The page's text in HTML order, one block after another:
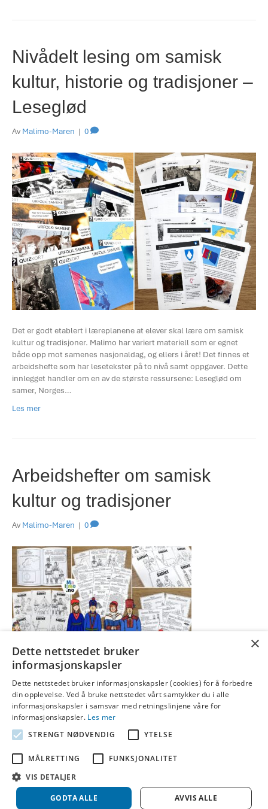
Nivådelt lesing om samisk
kultur, historie og tradisjoner –
Leseglød
Av Malimo-Maren | 0
Det er godt etablert i læreplanene at elever skal lære om samisk
kultur og tradisjoner. Malimo har variert materiell som er egnet
både opp mot samenes nasjonaldag, og ellers i året! Det finnes et
arbeidshefte som har lesetekster på to nivå samt oppgaver. Dette
innlegget handler om en av de største ressursene: Leseglød om
samer, Norges…
Les mer
Arbeidshefter om samisk
kultur og tradisjoner
Av Malimo-Maren | 0
Klikk på bildet for å finne materiellet. Bildet viser type B. Det er godt
etablert i læreplanene at elever skal lære om samisk kultur og
tradisjoner. Dette temaheftet har lesetekster på to nivå og oppgaver
til teksten. Temahefter er arbeidshefter med fagstoff rundt ulike
tema med små porsjoner av tekst og rike illustrasjoner. Avsnitt som
er…
Powered by
×
Dette nettstedet bruker
informasjonskapsler
Dette nettstedet bruker informasjonskapsler (cookies) for å forbedre
din opplevelse. Ved å bruke nettstedet vårt samtykker du i alle
informasjonskapsler i samsvar med retningslinjene våre for
informasjonskapsler. Les mer
STRENGT NØDVENDIG
YTELSE
MÅLRETTING
FUNKSJONALITET
VIS DETALJER
GODTA ALLE AVVIS ALLE